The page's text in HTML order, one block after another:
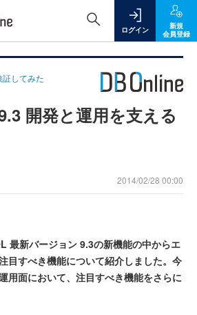
ログイン
新規
会員登録
してみた
開発と運用を支える
2014/02/28 00:00
最新バージョン 9.3の新機能の中からエ
目すべき機能について紹介しました。今
用面において、注目すべき機能をさらに